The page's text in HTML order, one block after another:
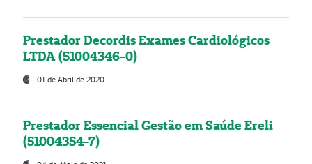
Prestador Decordis Exames Cardiológicos
LTDA (51004346-0)
01 de Abril de 2020
Prestador Essencial Gestão em Saúde Ereli
(51004354-7)